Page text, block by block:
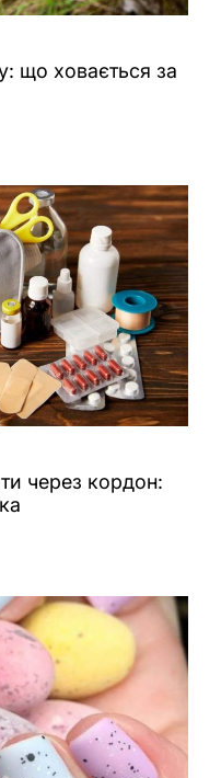
що ховається за
через кордон: